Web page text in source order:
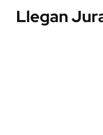
Campo
Llegan